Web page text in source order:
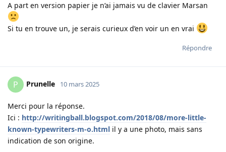
A part en version papier je n’ai jamais vu de clavier Marsan
Si tu en trouve un, je serais curieux d’en voir un en vrai
Répondre
P Prunelle 10 mars 2025
Merci pour la réponse.
Ici : http://writingball.blogspot.com/2018/08/more-little-
known-typewriters-m-o.html il y a une photo, mais sans
indication de son origine.